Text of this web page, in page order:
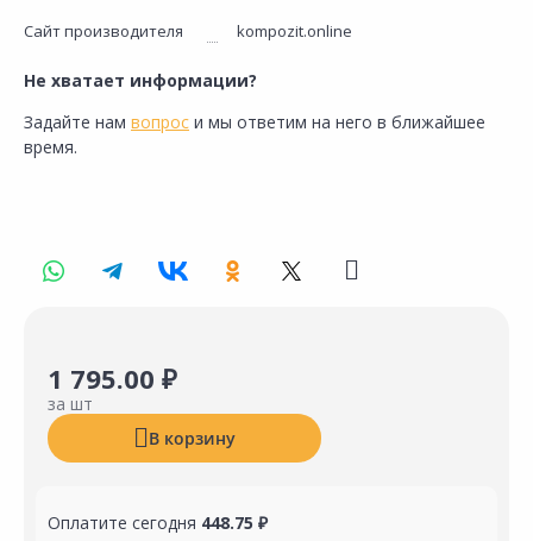
Сайт производителя kompozit.online
Не хватает информации?
Задайте нам вопрос и мы ответим на него в ближайшее
время.
1 795.00 ₽
за шт
В корзину
Оплатите сегодня 448.75 ₽